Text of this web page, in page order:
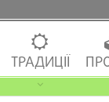
ТРАДИЦІЇ